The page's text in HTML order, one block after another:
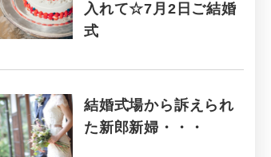
入れて☆7月2日ご結婚
式
結婚式場から訴えられ
た新郎新婦・・・